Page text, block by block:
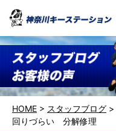
HOME > スタッフブログ >
回りづらい 分解修理